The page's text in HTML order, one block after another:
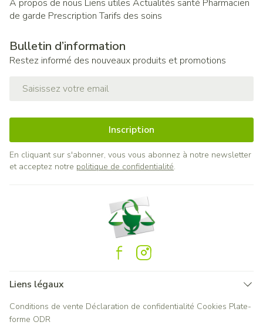
A propos de nous Liens utiles Actualités santé Pharmacien
de garde Prescription Tarifs des soins
Bulletin d’information
Restez informé des nouveaux produits et promotions
Inscription
En cliquant sur s'abonner, vous vous abonnez à notre newsletter
et acceptez notre politique de confidentialité.
Liens légaux
Conditions de vente Déclaration de confidentialité Cookies Plate-
forme ODR